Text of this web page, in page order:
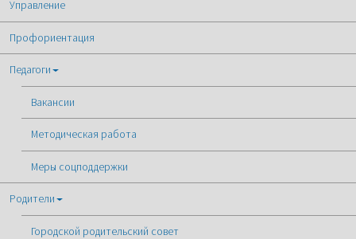
Управление
Профориентация
Педагоги
Вакансии
Методическая работа
Меры соцподдержки
Родители
Городской родительский совет